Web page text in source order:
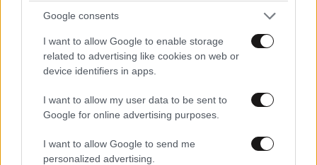
Google consents
I want to allow Google to enable storage
related to advertising like cookies on web or
device identifiers in apps.
I want to allow my user data to be sent to
Google for online advertising purposes.
I want to allow Google to send me
personalized advertising.
ΕΛΛΑΔΑ06·08·2026 21:47
Τραγωδία στα Μάλια: «Ο πανικός τη σκότωσε»
που πνίγηκε προσπαθώντας να σώσει τη φίλη